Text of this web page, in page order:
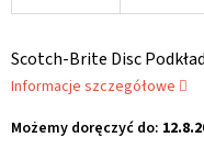
Możemy doręczyć do:
Scotch-Brite Disc
Informacje szczegółowe